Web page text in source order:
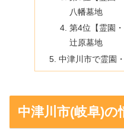
八幡墓地
第4位【霊園
辻原墓地
中津川市で霊園
中津川市(岐阜)の